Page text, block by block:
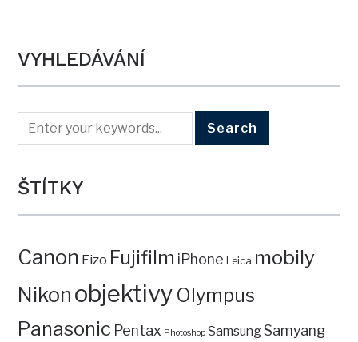
VYHLEDÁVÁNÍ
ŠTÍTKY
Canon Eizo Fujifilm iPhone Leica mobily
Nikon objektivy Olympus
Panasonic Pentax Photoshop SamsungSamyang